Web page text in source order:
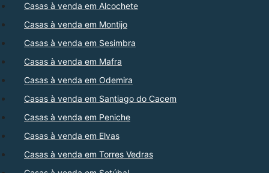
Casas à venda em Alcochete
Casas à venda em Montijo
Casas à venda em Sesimbra
Casas à venda em Mafra
Casas à venda em Odemira
Casas à venda em Santiago do Cacem
Casas à venda em Peniche
Casas à venda em Elvas
Casas à venda em Torres Vedras